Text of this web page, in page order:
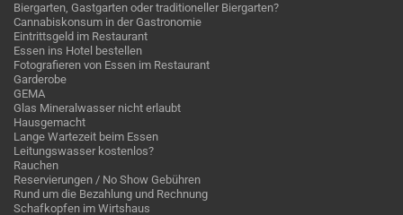
Biergarten, Gastgarten oder traditioneller Biergarten?
Cannabiskonsum in der Gastronomie
Eintrittsgeld im Restaurant
Essen ins Hotel bestellen
Fotografieren von Essen im Restaurant
Garderobe
GEMA
Glas Mineralwasser nicht erlaubt
Hausgemacht
Lange Wartezeit beim Essen
Leitungswasser kostenlos?
Rauchen
Reservierungen / No Show Gebühren
Rund um die Bezahlung und Rechnung
Schafkopfen im Wirtshaus